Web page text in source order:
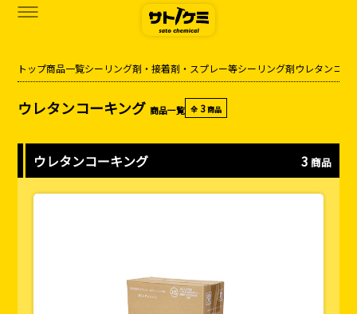
カタログダウンロード
サトケミって？
お知らせ
トップ商品一覧シーリング剤・接着剤・スプレー等シーリング剤ウレタンコー
ウレタンコーキング 商品一覧 全 3 商品
ウレタンコーキング 3 商品